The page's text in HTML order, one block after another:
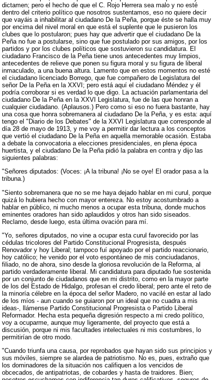
dictamen; pero el hecho de que el C. Rojo Herrera sea malo y no esté
dentro del criterio político que nosotros sustentamos, eso no quiere decir
que vayáis a inhabilitar al ciudadano De la Peña, porque éste se halla muy
por encima del nivel moral en que está el suplente que le pusieron los
clubes que lo postularon; pues hay que advertir que el ciudadano De la
Peña no fue a postularse, sino que fue postulado por sus amigos, por los
partidos y por los clubes políticos que sostuvieron su candidatura. El
ciudadano Francisco de la Peña tiene unos antecedentes muy limpios,
antecedentes de relieve que ponen su figura moral y su figura de liberal
inmaculado, a una buena altura. Lamento que en estos momentos no esté
el ciudadano licenciado Borrego, que fue compañero de Legislatura del
señor De la Peña en la XXVI; pero está aquí el ciudadano Méndez y él
podría corroborar si es verdad lo que digo. La actuación parlamentaria del
ciudadano De la Peña en la XXVI Legislatura, fue de las que honran a
cualquier ciudadano. (Aplausos.) Pero como si eso no fuera bastante, hay
una cosa que honra sobremanera al ciudadano De la Peña, y es esta: aquí
tengo el "Diario de los Debates" de la XXVI Legislatura que corresponde al
día 28 de mayo de 1913, y me voy a permitir dar lectura a los conceptos
que vertió el ciudadano De la Peña en aquella memorable ocasión. Estaba
a debate la convocatoria a elecciones presidenciales, en plena época
huertista, y el ciudadano De la Peña pidió la palabra en contra y dijo las
siguientes palabras:
"Señores diputados: (Voces: ¡A la tribuna! ¡No se oye! El orador pasa a la
tribuna.)
"Siento sobremanera que no se me haya dejado hablar en mi curul, porque
quizá lo hubiera hecho con mayor entereza. No estoy acostumbrado a
hablar en público, ni mucho menos a ocupar esta tribuna, donde muchos
eminentes oradores han sido aplaudidos y otros han sido siseados.
Reclamo, desde luego, esta última ovación para mí.
"Yo, señores diputados, no vine a ocupar esta curul favorecido por las
cédulas tricolores del Partido Constitucional Progresista, después
Renovador y hoy Liberal; tampoco fuí apoyado por el partido reaccionario,
hoy católico; he venido por el voto espontáneo de mis conciudadanos,
filiado, no de ahora, sino desde la gloriosa revolución de la Reforma, al
partido verdaderamente liberal. Mi candidatura para diputado fue sostenida
por un conjunto de ciudadanos que en mi distrito, como en la mayor parte
de los del Estado de Hidalgo, profesan el credo liberal; pero ante el reto de
la minoría célebre en la época del señor Madero, no vacilé en estar al lado
de los míos - aun cuando se guiaron por un ideal que no cuadra a mis
ideas-, llámense Partido Constitucional Progresista o Partido Liberal
Reformador. Hecha esta pequeña digresión respecto a mi credo político,
voy a ocuparme, aunque muy ligeramente, del proyecto que está a
discusión, porque ni mis facultades intelectuales ni mis costumbres, lo
permitirían de otro modo.
"Cuando triunfa una causa, por reprobados que hayan sido sus principios y
sus móviles, siempre se alardea de patriotismo. No es, pues, extraño que
los dominadores de la situación nos califiquen a los vencidos de
obcecados, de antipatriotas, de cobardes y hasta de traidores. Bien;